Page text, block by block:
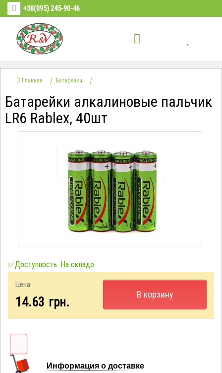
+38(095) 245-90-46
Главная Батарейки
Батарейки алкалиновые пальчик
LR6 Rablex, 40шт
✅Доступность: На складе
Цена:
14.63 грн.
В корзину
Информация о доставке